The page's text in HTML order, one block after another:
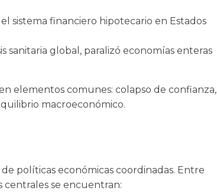
sistema financiero hipotecario en Estados
sanitaria global, paralizó economías enteras
elementos comunes: colapso de confianza,
macroeconómico.
políticas económicas coordinadas. Entre
centrales se encuentran: